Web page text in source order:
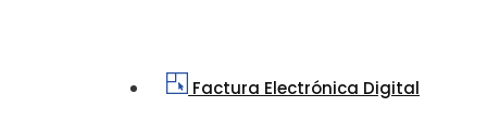
Factura Electrónica Digital